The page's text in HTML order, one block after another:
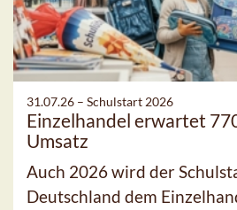
31.07.26 – Schulstart 2026
Einzelhandel erwartet
Umsatz
Auch 2026 wird der
Deutschland dem